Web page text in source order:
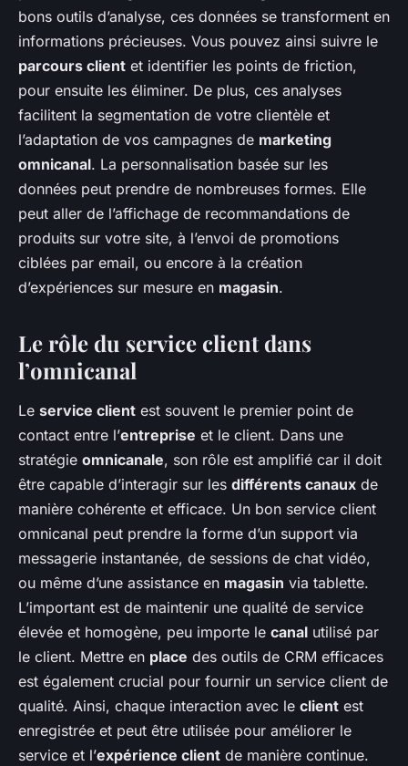
bons outils d’analyse, ces données se transforment en
informations précieuses. Vous pouvez ainsi suivre le
parcours client et identifier les points de friction,
pour ensuite les éliminer. De plus, ces analyses
facilitent la segmentation de votre clientèle et
l’adaptation de vos campagnes de marketing
omnicanal. La personnalisation basée sur les
données peut prendre de nombreuses formes. Elle
peut aller de l’affichage de recommandations de
produits sur votre site, à l’envoi de promotions
ciblées par email, ou encore à la création
d’expériences sur mesure en magasin.
Le rôle du service client dans
l’omnicanal
Le service client est souvent le premier point de
contact entre l’entreprise et le client. Dans une
stratégie omnicanale, son rôle est amplifié car il doit
être capable d’interagir sur les différents canaux de
manière cohérente et efficace. Un bon service client
omnicanal peut prendre la forme d’un support via
messagerie instantanée, de sessions de chat vidéo,
ou même d’une assistance en magasin via tablette.
L’important est de maintenir une qualité de service
élevée et homogène, peu importe le canal utilisé par
le client. Mettre en place des outils de CRM efficaces
est également crucial pour fournir un service client de
qualité. Ainsi, chaque interaction avec le client est
enregistrée et peut être utilisée pour améliorer le
service et l’expérience client de manière continue.